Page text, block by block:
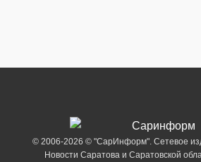
© 2006-2026 © "СарИнформ". Сетевое
Новости Саратова и Саратовской